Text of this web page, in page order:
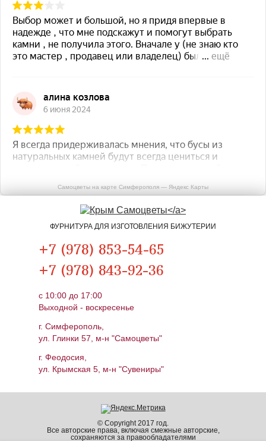
Самоцветы на карте Симферополя — Яндекс Карты
ФУРНИТУРА ДЛЯ ИЗГОТОВЛЕНИЯ БИЖУТЕРИИ
+7 (978) 853-54-65
+7 (978) 843-92-36
c 10:00 до 17:00
Выходной - воскресенье
г. Симферополь,
ул. Глинки 57, м-н "Самоцветы"
г. Феодосия,
ул. Крымская 5, м-н "Сувениры"
© Copyright 2017 год.
Все авторские права, включая смежные авторские,
сохраняются за правообладателями